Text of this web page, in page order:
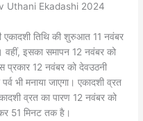
Uthani Ekadashi 2024
एकादशी तिथि की शुरुआत 11 नवंबर
इसका समापन 12 नवंबर को
12 नवंबर को देवउठनी
भी मनाया जाएगा। एकादशी व्रत
व्रत का पारण 12 नवंबर को
51 मिनट तक है।